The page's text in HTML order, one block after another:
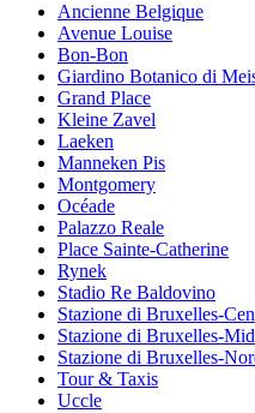
Ancienne Belgique
Avenue Louise
Bon-Bon
Giardino Botanico di
Grand Place
Kleine Zavel
Laeken
Manneken Pis
Montgomery
Océade
Palazzo Reale
Place Sainte-Catherine
Rynek
Stadio Re Baldovino
Stazione di Bruxelles-
Stazione di Bruxelles-
Stazione di Bruxelles-
Tour & Taxis
Uccle